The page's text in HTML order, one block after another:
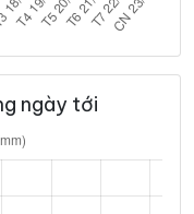
ngày tới